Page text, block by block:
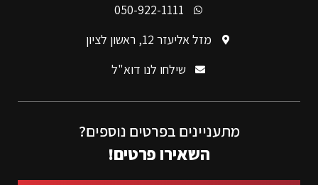
050-922-1111
מזל אליעזר 12, ראשון לציון
שילחו לנו דוא"ל
מתעניינים בפרטים נוספים?
השאירו פרטים!